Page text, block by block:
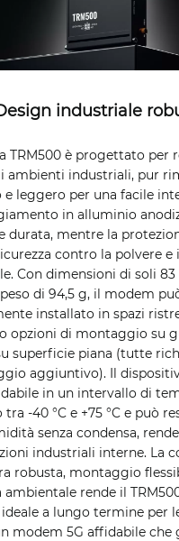
industriale
TRM500 è progettato per
ambienti industriali, pur
leggero per una facile
in alluminio
durata, mentre la
contro la polvere
Con dimensioni di soli 83
di 94,5 g, il modem
installato in spazi
opzioni di montaggio su
superficie piana (tutte
aggiuntivo). Il
in un intervallo di
-40 °C e +75 °C e può
senza condensa,
industriali interne. La
robusta, montaggio
ambientale rende il
a lungo termine per
modem 5G affidabile che